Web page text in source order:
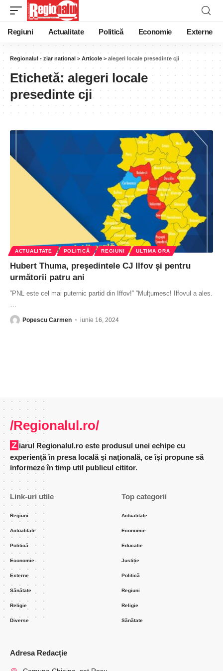
Regiuni Actualitate Politică Economie Externe
Regionalul - ziar national > Articole > alegeri locale presedinte cji
Etichetă: alegeri locale
presedinte cji
ACTUALITATE POLITICĂ REGIUNI ULTIMA ORA
Hubert Thuma, preşedintele CJ Ilfov şi pentru
următorii patru ani
”PNL este cel mai puternic partid din Iffov!” ”Mulțumesc! Ilfovul a ales.
Popescu Carmen iunie 16, 2024
/Regionalul.ro/
Ziarul Regionalul.ro este produsul unei echipe cu
experienţă în presa locală şi naţională, ce îşi propune să
informeze în timp util publicul cititor.
Link-uri utile
Regiuni
Actualitate
Politică
Economie
Externe
Sănătate
Religie
Diverse
Top categorii
Actualitate
Economie
Educatie
Justiție
Politică
Regiuni
Religie
Sănătate
Adresa Redacție